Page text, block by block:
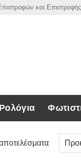
και
Ρολόγια